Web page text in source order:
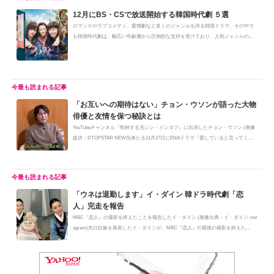
12月にBS・CSで放送開始する韓国時代劇 ５選
ロマンスやラブコメディ、愛憎劇など多くのジャンルを誇る韓国ドラマ。その中で
も韓国時代劇は、幅広い年齢層から圧倒的な支持を受けており、人気ジャンルの...
「お互いへの期待はない」チョン・ウソンが語った大物
俳優と友情を保つ秘訣とは
YouTubeチャンネル『乾杯する兄シン・ドンヨプ』に出演したチョン・ウソン (画像
提供：©TOPSTAR NEWS)来たる11月27日にENAドラマ『愛していると言ってく
「ウネは退勤します」イ・ダイン 韓ドラ時代劇「恋
人」完走を報告
MBC『恋人』の撮影を終えたことを報告したイ・ダイン (画像出典：イ・ダイン inst
agram)先日妊娠を発表したイ・ダインが、MBC『恋人』の最後の撮影を終えた...